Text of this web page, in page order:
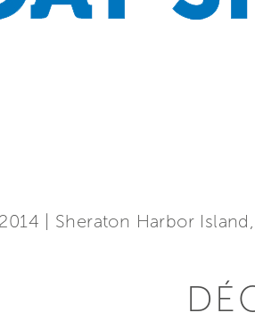
| Sheraton Harbor